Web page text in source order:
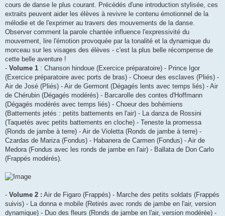
cours de danse le plus courant. Précédés d'une introduction stylisée, ces
extraits peuvent aider les élèves à revivre le contenu émotionnel de la
mélodie et de l'exprimer au travers des mouvements de la danse.
Observer comment la parole chantée influence l'expressivité du
mouvement, lire l'émotion provoquée par la tonalité et la dynamique du
morceau sur les visages des élèves - c'est la plus belle récompense de
cette belle aventure !
- Volume 1 : Chanson hindoue (Exercice préparatoire) - Prince Igor
(Exercice préparatoire avec ports de bras) - Choeur des esclaves (Pliés) -
Air de José (Pliés) - Air de Germont (Dégagés lents avec temps liés) - Air
de Chérubin (Dégagés modérés) - Barcarolle des contes d'Hoffmann
(Dégagés modérés avec temps liés) - Choeur des bohémiens
(Battements jetés : petits battements en l'air) - La danza de Rossini
(Taquetés avec petits battements en cloche) - Teneste la promessa
(Ronds de jambe à terre) - Air de Violetta (Ronds de jambe à terre) -
Czardas de Mariza (Fondus) - Habanera de Carmen (Fondus) - Air de
Medora (Fondus avec les ronds de jambe en l'air) - Ballata de Don Carlo
(Frappés modérés).
- Volume 2 : Air de Figaro (Frappés) - Marche des petits soldats (Frappés
suivis) - La donna e mobile (Retirés avec ronds de jambe en l'air, version
dynamique) - Duo des fleurs (Ronds de jambe en l'air, version modérée) -